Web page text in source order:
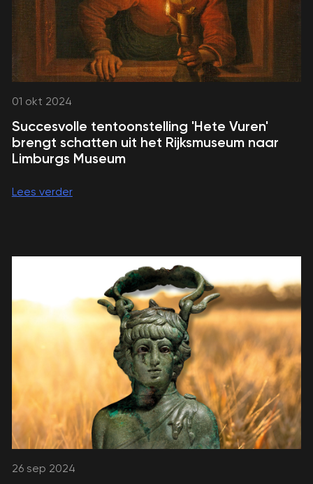
01 okt 2024
Succesvolle tentoonstelling 'Hete Vuren'
brengt schatten uit het Rijksmuseum naar
Limburgs Museum
Lees verder
26 sep 2024